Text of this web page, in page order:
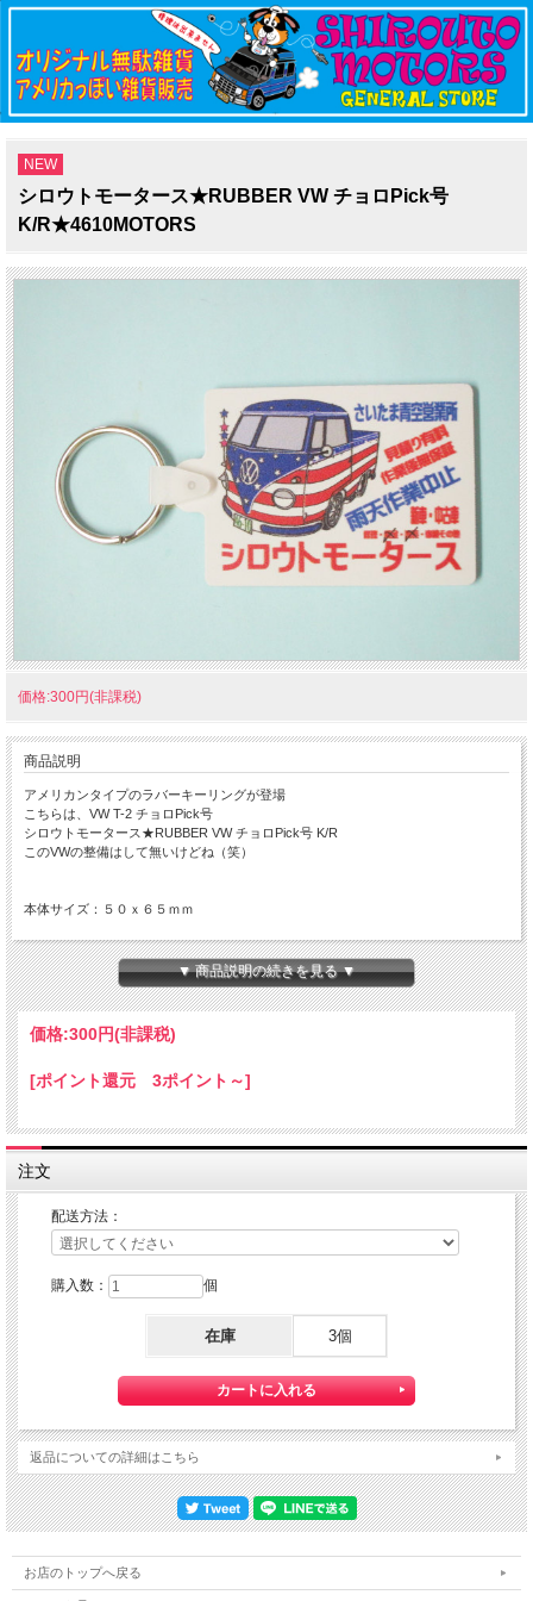
NEW
シロウトモータース★RUBBER VW チョロPick号
K/R★4610MOTORS
価格:300円(非課税)
商品説明
アメリカンタイプのラバーキーリングが登場
こちらは、VW T-2 チョロPick号
シロウトモータース★RUBBER VW チョロPick号 K/R
このVWの整備はして無いけどね（笑）
本体サイズ：５０ｘ６５ｍｍ
★こちらの商品は、日本郵便の『ゆうパケット』 配送可能な商品になります。
その際の配送費は、２５０円となります。
ただし、他の商品との同梱は、出来ませんことご了承ください。
ゆうパケットを利用いたしますので、お届け日のご指定、代引きサービスは出来ま
せん。
宅 配便のように受領印やサインのやり取りが無く、ご不在時であってもお受け取
◆配達状況の確認ができます。
商品配送後「お問い合わせ番号」をお知らせしますので、日本郵便のHPにて配達
状況をご確認いただけます。
◆ゆうパケットご利用の際の注意点
※）紛失・破損があった場合の補償はございません。
の損失・破損・遅延、投函後の盗難等は一切補償致しかねます。
確実な配送をご希望の方は通常配送をご利用ください。
ゆうパケット対象商品と宅配便商品をお買い上げの場合、送料は宅配便料金を適用
させていただきます。
ゆうパケットは、宅配便のような日時指定ができません。
商品発送から、お届けまでに約３～４日のお時間をいただきます。
※）送料は改めてお知らせします。
ご注文確認後、改めて送料を含めた合計金額お知らせします。
▼ 商品説明の続きを見る ▼
価格:300円(非課税)
[ポイント還元 3ポイント～]
注文
配送方法：
購入数： 個
在庫 3個
返品についての詳細はこちら
お店のトップへ戻る